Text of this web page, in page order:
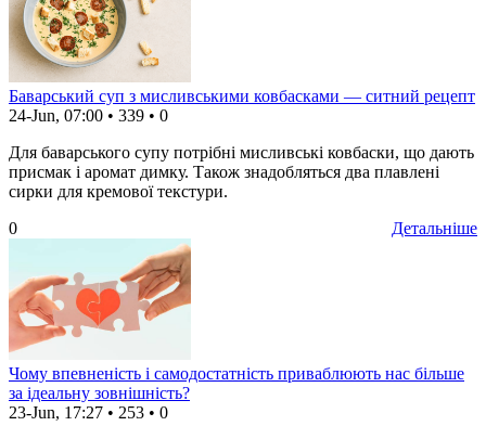
Баварський суп з мисливськими ковбасками — ситний рецепт
24-Jun, 07:00 • 339 • 0
Для баварського супу потрібні мисливські ковбаски, що дають
присмак і аромат димку. Також знадобляться два плавлені
сирки для кремової текстури.
Детальніше
0
Чому впевненість і самодостатність приваблюють нас більше
за ідеальну зовнішність?
23-Jun, 17:27 • 253 • 0